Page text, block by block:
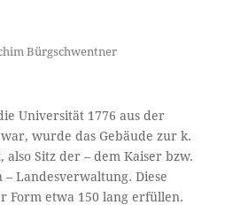
Bürgschwentner
Universität 1776 aus der
wurde das Gebäude zur k.
Sitz der – dem Kaiser bzw.
Landesverwaltung. Diese
Form etwa 150 lang erfüllen.